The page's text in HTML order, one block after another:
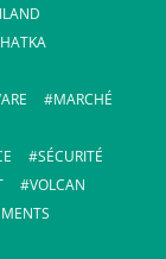
MARCHÉ
SÉCURITÉ
VOLCAN